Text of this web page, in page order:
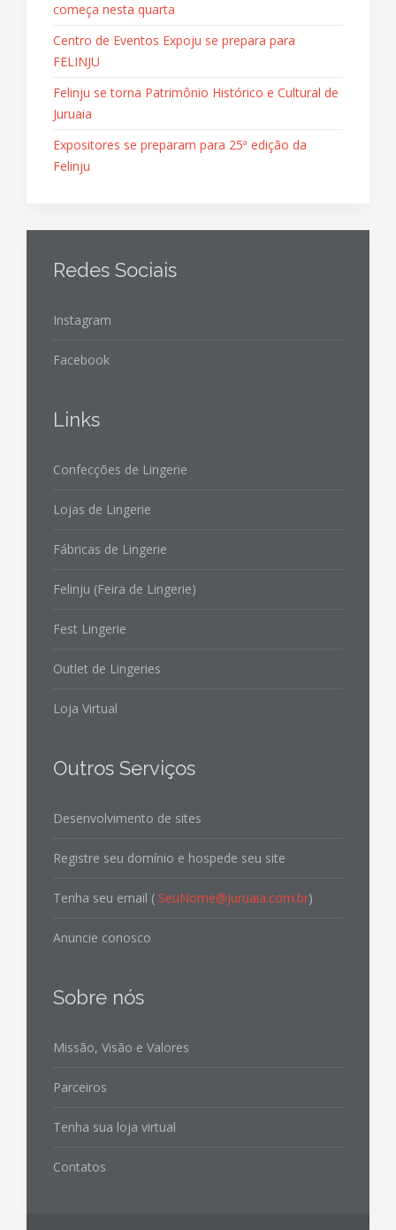
começa nesta quarta
Centro de Eventos Expoju se prepara para
FELINJU
Felinju se torna Patrimônio Histórico e Cultural de
Juruaia
Expositores se preparam para 25ª edição da
Felinju
Redes Sociais
Instagram
Facebook
Links
Confecções de Lingerie
Lojas de Lingerie
Fábricas de Lingerie
Felinju (Feira de Lingerie)
Fest Lingerie
Outlet de Lingeries
Loja Virtual
Outros Serviços
Desenvolvimento de sites
Registre seu domínio e hospede seu site
Tenha seu email ( SeuNome@juruaia.com.br)
Anuncie conosco
Sobre nós
Missão, Visão e Valores
Parceiros
Tenha sua loja virtual
Contatos